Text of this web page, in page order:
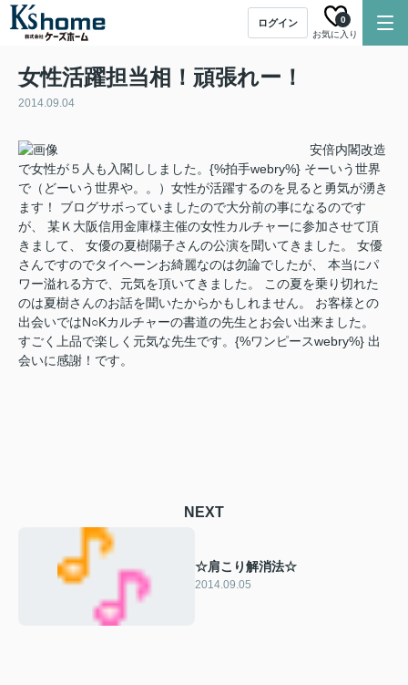
ログイン
お気に入り
0
女性活躍担当相！頑張れー！
2014.09.04
安倍内閣改造
で女性が５人も入閣ししました。{%拍手webry%} そーいう世界
で（どーいう世界や。。）女性が活躍するのを見ると勇気が湧き
ます！ ブログサボっていましたので大分前の事になるのです
が、 某Ｋ大阪信用金庫様主催の女性カルチャーに参加させて頂
きまして、 女優の夏樹陽子さんの公演を聞いてきました。 女優
さんですのでタイヘーンお綺麗なのは勿論でしたが、 本当にパ
ワー溢れる方で、元気を頂いてきました。 この夏を乗り切れた
のは夏樹さんのお話を聞いたからかもしれません。 お客様との
出会いではN○Kカルチャーの書道の先生とお会い出来ました。
すごく上品で楽しく元気な先生です。{%ワンピースwebry%} 出
会いに感謝！です。
NEXT
☆肩こり解消法☆
2014.09.05